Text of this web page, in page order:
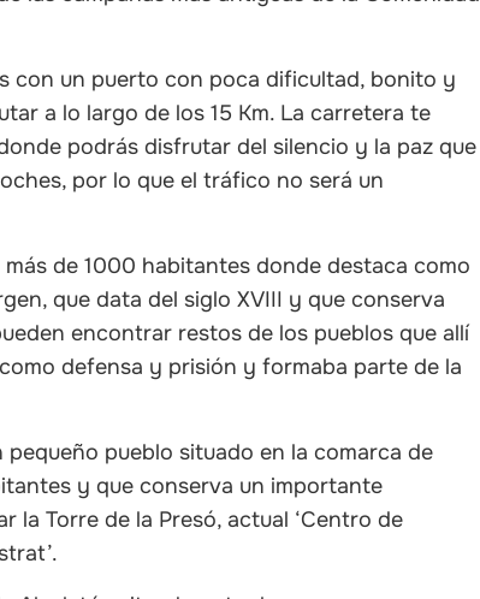
con un puerto con poca dificultad, bonito y
a lo largo de los 15 Km. La carretera te
podrás disfrutar del silencio y la paz que
por lo que el tráfico no será un
de 1000 habitantes donde destaca como
que data del siglo XVIII y que conserva
encontrar restos de los pueblos que allí
defensa y prisión y formaba parte de la
pequeño pueblo situado en la comarca de
y que conserva un importante
la Torre de la Presó, actual ‘Centro de